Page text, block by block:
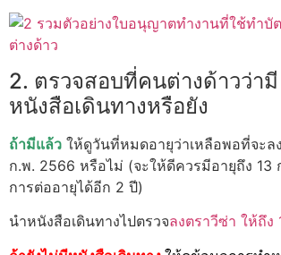
2. ตรวจสอบที่คนต่างด้าวว่ามี
หนังสือเดินทางหรือยัง
ถ้ามีแล้ว ให้ดูวันที่หมดอายุว่าเหลือพอที่จะล
ก.พ. 2566 หรือไม่ (จะให้ดีควรมีอายุถึง 13
การต่ออายุได้อีก 2 ปี)
นำหนังสือเดินทางไปตรวจลงตราวีซ่า ให้ถึง